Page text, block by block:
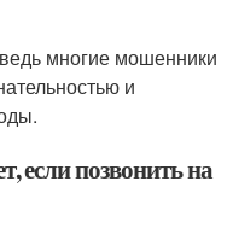
многие мошенники
и
если позвонить на